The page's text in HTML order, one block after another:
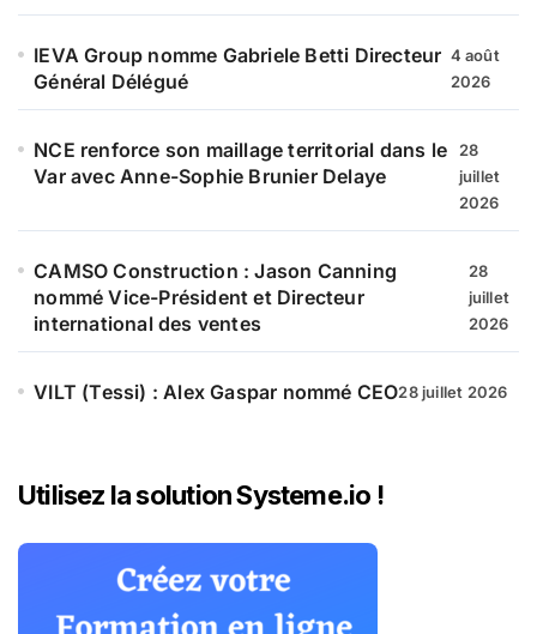
IEVA Group nomme Gabriele Betti Directeur
Général Délégué
4 août
2026
NCE renforce son maillage territorial dans le
Var avec Anne-Sophie Brunier Delaye
28
juillet
2026
CAMSO Construction : Jason Canning
nommé Vice-Président et Directeur
international des ventes
28
juillet
2026
VILT (Tessi) : Alex Gaspar nommé CEO28 juillet 2026
Utilisez la solution Systeme.io !